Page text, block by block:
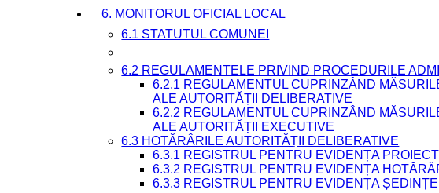
6. MONITORUL OFICIAL LOCAL
6.1 STATUTUL COMUNEI
6.2 REGULAMENTELE PRIVIND PROCEDURILE
6.2.1 REGULAMENTUL CUPRINZÂND
ALE AUTORITĂȚII DELIBERATIVE
6.2.2 REGULAMENTUL CUPRINZÂND
ALE AUTORITĂȚII EXECUTIVE
6.3 HOTĂRÂRILE AUTORITĂȚII DELIBERATIVE
6.3.1 REGISTRUL PENTRU EVIDENȚA
6.3.2 REGISTRUL PENTRU EVIDENȚA
6.3.3 REGISTRUL PENTRU EVIDENȚA